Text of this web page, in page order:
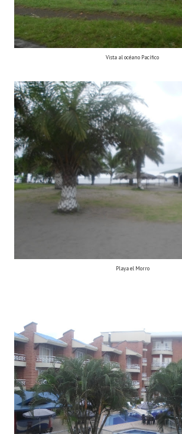
Vista al océano Pacífico
Playa el Morro